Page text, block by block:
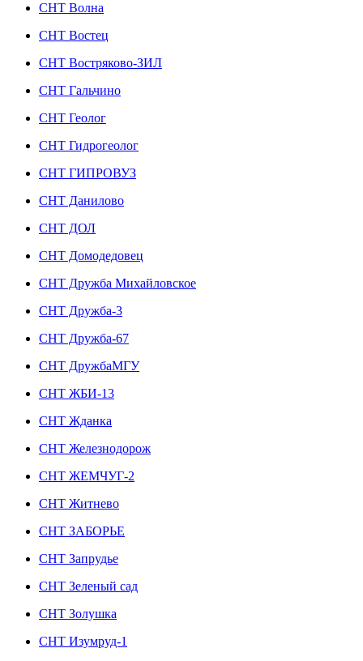
СНТ Волна
СНТ Востец
СНТ Востряково-ЗИЛ
СНТ Гальчино
СНТ Геолог
СНТ Гидрогеолог
СНТ ГИПРОВУЗ
СНТ Данилово
СНТ ДОЛ
СНТ Домодедовец
СНТ Дружба Михайловское
СНТ Дружба-3
СНТ Дружба-67
СНТ ДружбаМГУ
СНТ ЖБИ-13
СНТ Жданка
СНТ Железнодорож
СНТ ЖЕМЧУГ-2
СНТ Житнево
СНТ ЗАБОРЬЕ
СНТ Запрудье
СНТ Зеленый сад
СНТ Золушка
СНТ Изумруд-1